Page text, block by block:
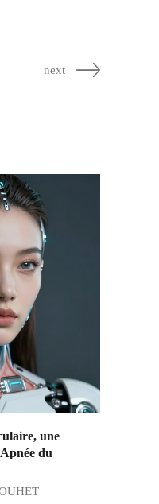
next
une
du